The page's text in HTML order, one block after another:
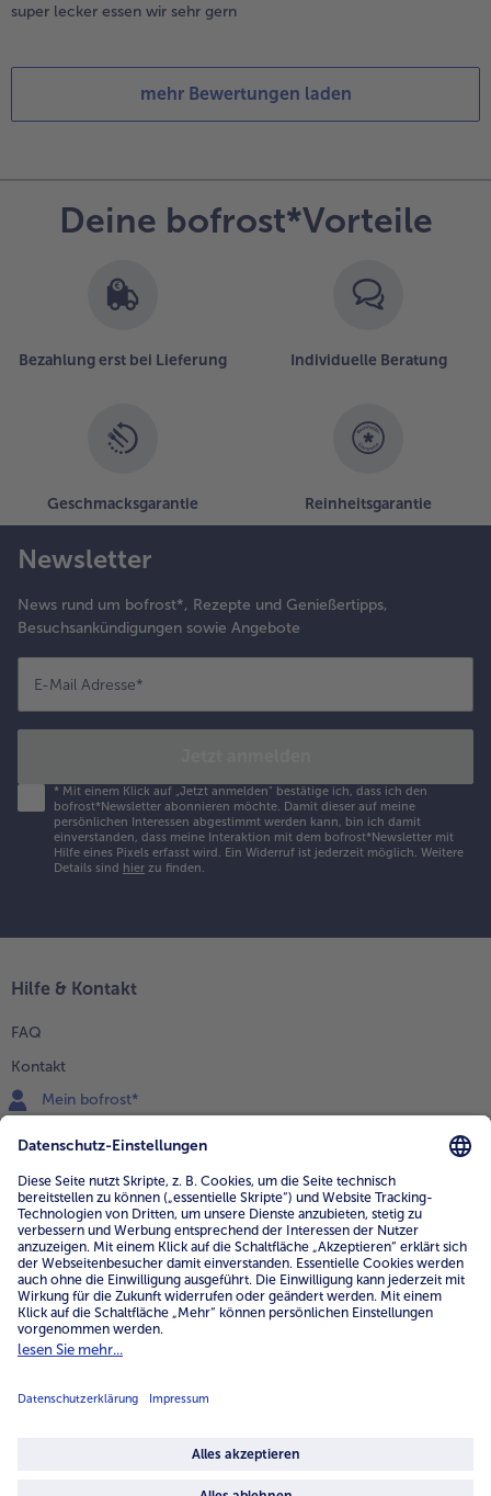
super lecker essen wir sehr gern
mehr Bewertungen laden
Deine bofrost*Vorteile
Bezahlung erst bei Lieferung Individuelle Beratung
Geschmacksgarantie Reinheitsgarantie
Newsletter
News rund um bofrost*, Rezepte und Genießertipps,
Besuchsankündigungen sowie Angebote
E-Mail Adresse*
* Mit einem Klick auf „Jetzt anmelden" bestätige ich, dass ich den
bofrost*Newsletter abonnieren möchte. Damit dieser auf meine
persönlichen Interessen abgestimmt werden kann, bin ich damit
einverstanden, dass meine Interaktion mit dem bofrost*Newsletter mit
Hilfe eines Pixels erfasst wird. Ein Widerruf ist jederzeit möglich. Weitere
Details sind hier zu finden.
Hilfe & Kontakt
FAQ
Kontakt
Mein bofrost*
0800 - 000 19 18
Mo.-Fr.: 7-21 Uhr Sa: 8-16 Uhr
Service
Unternehmen
Über uns